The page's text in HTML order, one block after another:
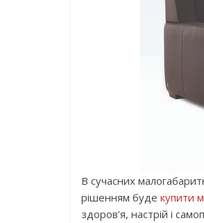
В сучасних
рішенням буде купити
здоров’я, настрій і